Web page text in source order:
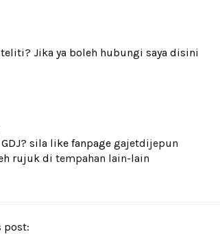
Jika ya boleh hubungi saya disini
sila like fanpage gajetdijepun
rujuk di tempahan lain-lain
post: